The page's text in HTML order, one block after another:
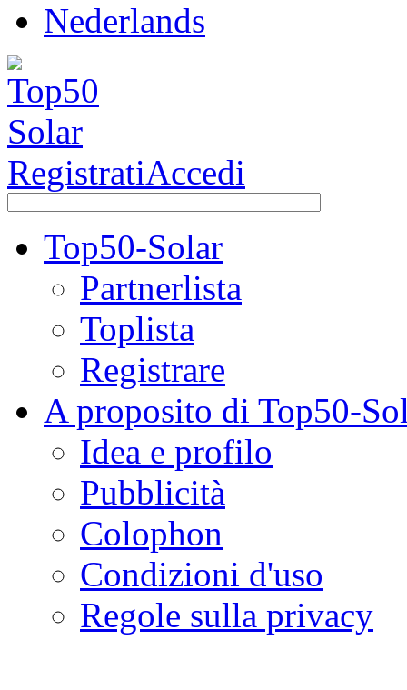
Nederlands
RegistratiAccedi
Top50-Solar
Partnerlista
Toplista
Registrare
A proposito di Top50-
Idea e profilo
Pubblicità
Colophon
Condizioni d'uso
Regole sulla privacy